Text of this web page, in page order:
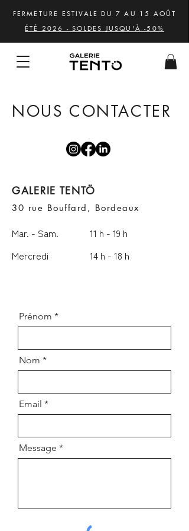
FERMETURE ESTIVALE DU 7 AU 15 AOÛT
ÉTÉ 2026 - SOLDES JUSQU'À -50%
NOUS CONTACTER
GALERIE TENTÖ
30 rue Bouffard, Bordeaux
Mar. - Sam.
11 h - 19 h
Mercredi
14 h - 18 h
Prénom
Nom
Email
Message